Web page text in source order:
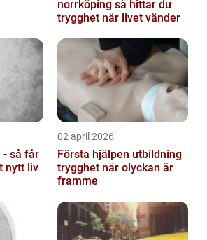
norrköping så hittar du
trygghet när livet vänder
- så får
nytt liv
02 april 2026
Första hjälpen utbildning
trygghet när olyckan är
framme